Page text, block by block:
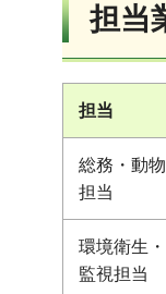
担当
担当
総務・動
担当
環境衛生
監視担当